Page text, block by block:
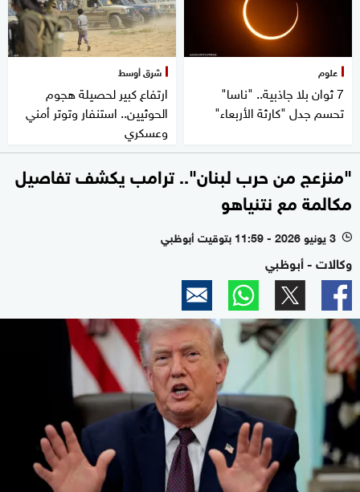
علوم
7 ثوان بلا جاذبية.. "ناسا"
تحسم جدل "كارثة الأربعاء"
شرق أوسط
ارتفاع كبير لحصيلة هجوم
الحوثيين.. استنفار وتوتر أمني
وعسكري
"منزعج من حرب لبنان".. ترامب يكشف تفاصيل
مكالمة مع نتنياهو
l 3 يونيو 2026 - 11:59 بتوقيت أبوظبي
وكالات - أبوظبي